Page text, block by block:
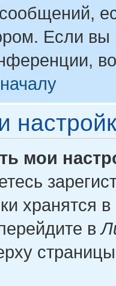
Если вы
мои
хранятся
в